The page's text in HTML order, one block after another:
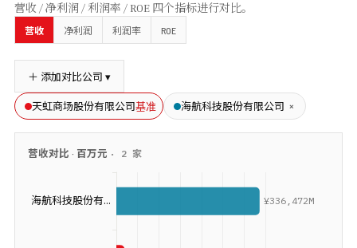
营收 / 净利润 / 利润率 / ROE 四个指标进行对比。
营收 净利润 利润率 ROE
＋ 添加对比公司 ▾
天虹商场股份有限公司基准 海航科技股份有限公司 ×
营收对比 · 百万元 · 2 家